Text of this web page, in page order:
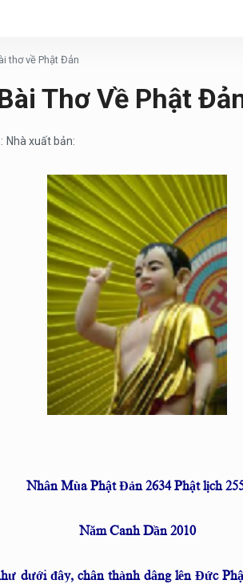
thơ về Phật Đản
Thơ Về Phật
Nhà xuất bản:
Nhân Mùa Phật Đản 2634 Phật lịch
Năm Canh Dần 2010
dưới đây, chân thành dâng lên Đức